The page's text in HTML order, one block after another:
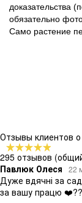
доказательства
обязательно
Само растение
Отзывы клиентов
295 отзывов
Павлюк Олеся
22
Дуже вдячні за
за вашу працю